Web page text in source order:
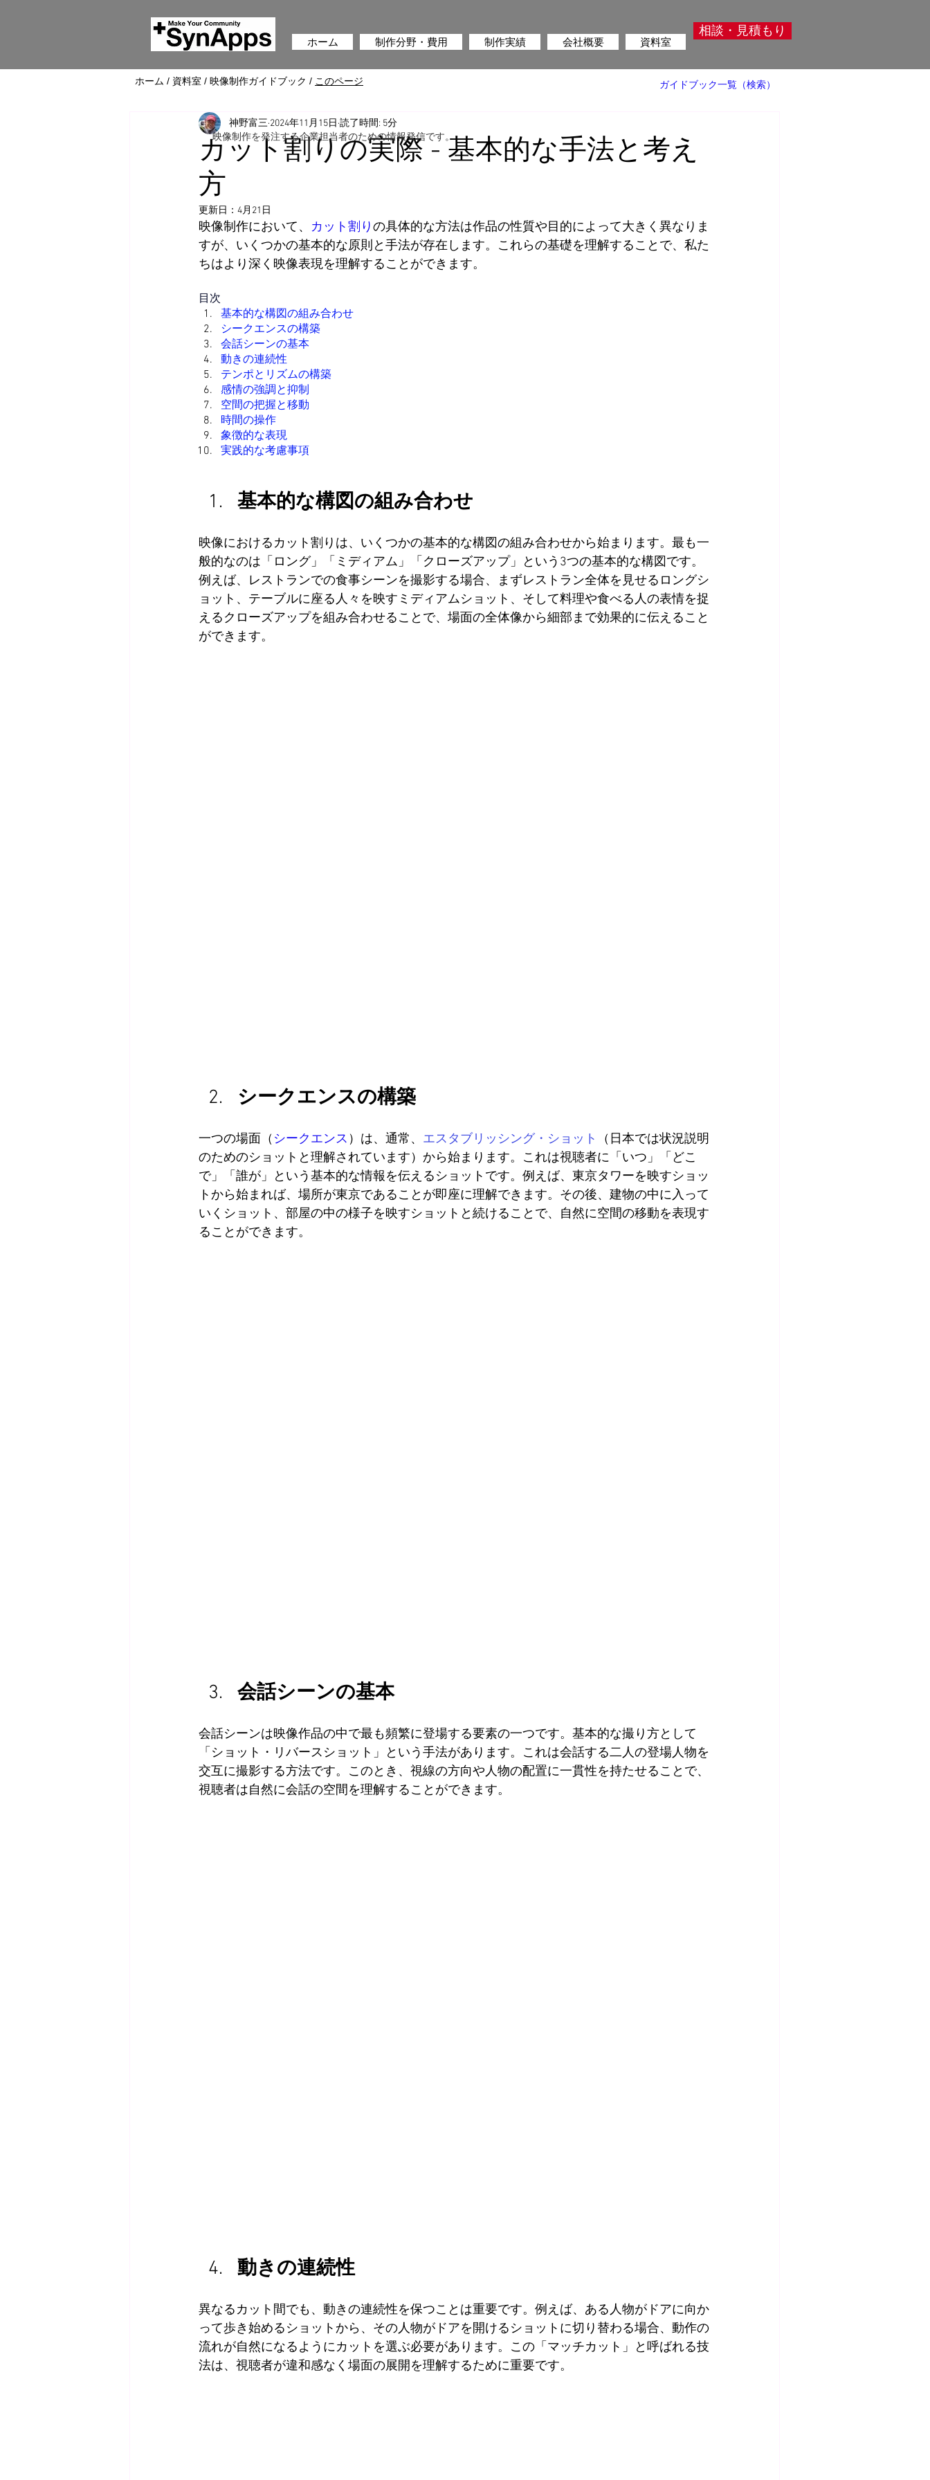
ホーム 制作分野・費用 制作実績 会社概要 資料室
相談・見積もり
ホーム / 資料室 / 映像制作ガイドブック / このページ ガイドブック一覧（検索）
カット割りの実際 - 基本的な手法と考え
方
神野富三 2024年11月15日 読了時間: 5分
更新日： 4月21日
映像制作において、 カット割りの具体的な方法は作品の性質や目的によって大きく異なりま
すが、いくつかの基本的な原則と手法が存在します。これらの基礎を理解することで、私た
ちはより深く映像表現を理解することができます。
目次
基本的な構図の組み合わせ
シークエンスの構築
会話シーンの基本
動きの連続性
テンポとリズムの構築
感情の強調と抑制
空間の把握と移動
時間の操作
象徴的な表現
実践的な考慮事項
基本的な構図の組み合わせ
映像におけるカット割りは、いくつかの基本的な構図の組み合わせから始まります。最も一
般的なのは「ロング」「ミディアム」「クローズアップ」という3つの基本的な構図です。
例えば、レストランでの食事シーンを撮影する場合、まずレストラン全体を見せるロングシ
ョット、テーブルに座る人々を映すミディアムショット、そして料理や食べる人の表情を捉
えるクローズアップを組み合わせることで、場面の全体像から細部まで効果的に伝えること
ができます。
シークエンスの構築
一つの場面（ シークエンス ）は、通常、 エスタブリッシング・ショット
（日本では状況説明
のためのショットと理解されています）から始まります。これは視聴者に「いつ」「どこ
で」「誰が」という基本的な情報を伝えるショットです。例えば、東京タワーを映すショッ
トから始まれば、場所が東京であることが即座に理解できます。その後、建物の中に入って
いくショット、部屋の中の様子を映すショットと続けることで、自然に空間の移動を表現す
ることができます。
会話シーンの基本
会話シーンは映像作品の中で最も頻繁に登場する要素の一つです。基本的な撮り方として
「ショット・リバースショット」という手法があります。これは会話する二人の登場人物を
交互に撮影する方法です。このとき、視線の方向や人物の配置に一貫性を持たせることで、
視聴者は自然に会話の空間を理解することができます。
動きの連続性
異なるカット間でも、動きの連続性を保つことは重要です。例えば、ある人物がドアに向か
って歩き始めるショットから、その人物がドアを開けるショットに切り替わる場合、動作の
流れが自然になるようにカットを選ぶ必要があります。この「マッチカット」と呼ばれる技
法は、視聴者が違和感なく場面の展開を理解するために重要です。
映像制作を発注する企業担当者のための情報発信です。